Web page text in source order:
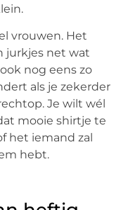
vrouwen. Het
jurkjes net wat
nog eens zo
als je zekerder
Je wilt wél
mooie shirtje te
het iemand zal
hebt.